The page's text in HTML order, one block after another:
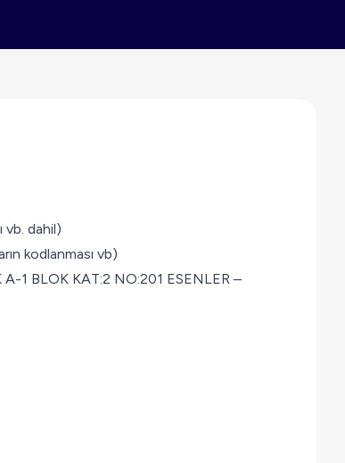
vb. dahil)
kodlanması vb)
1 BLOK KAT:2 NO:201 ESENLER –